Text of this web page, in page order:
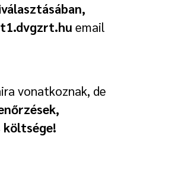
email
vonatkoznak, de
költsége!